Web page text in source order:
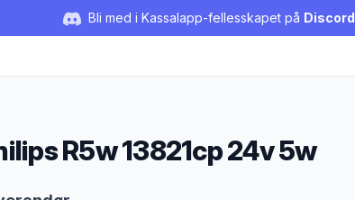
Bli med i Kassalapp-fellesskapet på Discord
R5w 13821cp 24v 5w